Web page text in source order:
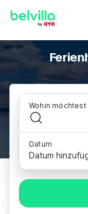
Wohin
Datum
Datum